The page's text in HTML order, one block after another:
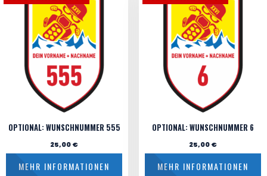
OPTIONAL: WUNSCHNUMMER 555
25,00€
MEHR INFORMATIONEN
OPTIONAL: WUNSCHNUMMER 6
25,00€
MEHR INFORMATIONEN